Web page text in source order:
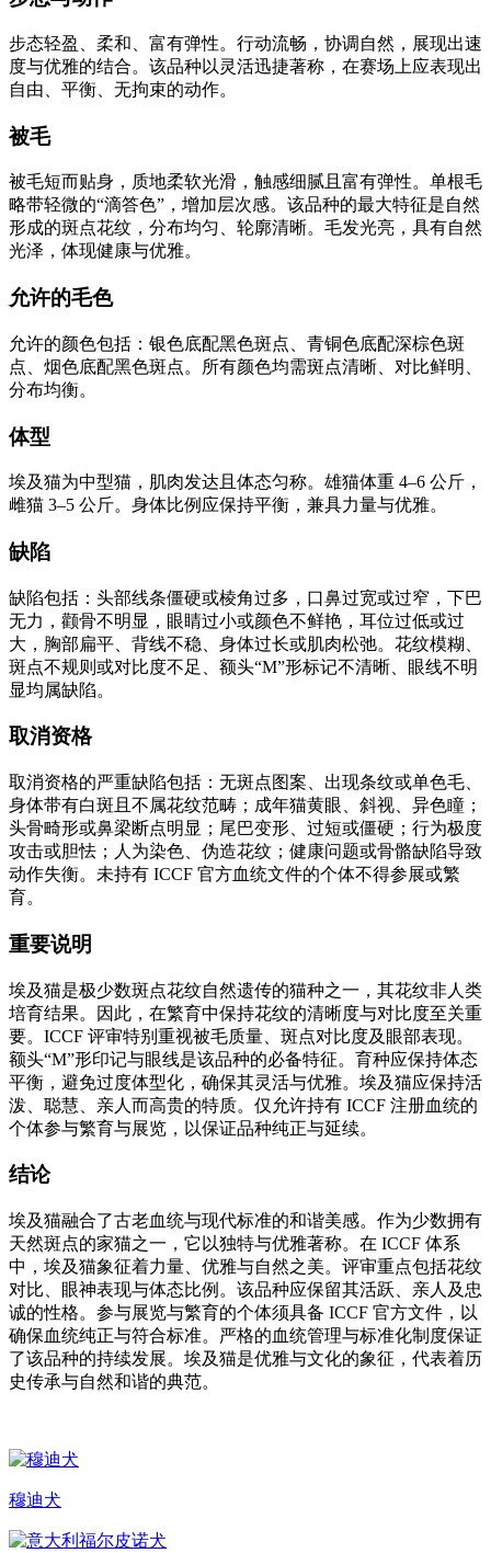
步态轻盈、柔和、富有弹性。行动流畅，协调自然，展现出速
度与优雅的结合。该品种以灵活迅捷著称，在赛场上应表现出
自由、平衡、无拘束的动作。
被毛
被毛短而贴身，质地柔软光滑，触感细腻且富有弹性。单根毛
略带轻微的“滴答色”，增加层次感。该品种的最大特征是自然
形成的斑点花纹，分布均匀、轮廓清晰。毛发光亮，具有自然
光泽，体现健康与优雅。
允许的毛色
允许的颜色包括：银色底配黑色斑点、青铜色底配深棕色斑
点、烟色底配黑色斑点。所有颜色均需斑点清晰、对比鲜明、
分布均衡。
体型
埃及猫为中型猫，肌肉发达且体态匀称。雄猫体重 4–6 公斤，
雌猫 3–5 公斤。身体比例应保持平衡，兼具力量与优雅。
缺陷
缺陷包括：头部线条僵硬或棱角过多，口鼻过宽或过窄，下巴
无力，颧骨不明显，眼睛过小或颜色不鲜艳，耳位过低或过
大，胸部扁平、背线不稳、身体过长或肌肉松弛。花纹模糊、
斑点不规则或对比度不足、额头“M”形标记不清晰、眼线不明
显均属缺陷。
取消资格
取消资格的严重缺陷包括：无斑点图案、出现条纹或单色毛、
身体带有白斑且不属花纹范畴；成年猫黄眼、斜视、异色瞳；
头骨畸形或鼻梁断点明显；尾巴变形、过短或僵硬；行为极度
攻击或胆怯；人为染色、伪造花纹；健康问题或骨骼缺陷导致
动作失衡。未持有 ICCF 官方血统文件的个体不得参展或繁
育。
重要说明
埃及猫是极少数斑点花纹自然遗传的猫种之一，其花纹非人类
培育结果。因此，在繁育中保持花纹的清晰度与对比度至关重
要。ICCF 评审特别重视被毛质量、斑点对比度及眼部表现。
额头“M”形印记与眼线是该品种的必备特征。育种应保持体态
平衡，避免过度体型化，确保其灵活与优雅。埃及猫应保持活
泼、聪慧、亲人而高贵的特质。仅允许持有 ICCF 注册血统的
个体参与繁育与展览，以保证品种纯正与延续。
结论
埃及猫融合了古老血统与现代标准的和谐美感。作为少数拥有
天然斑点的家猫之一，它以独特与优雅著称。在 ICCF 体系
中，埃及猫象征着力量、优雅与自然之美。评审重点包括花纹
对比、眼神表现与体态比例。该品种应保留其活跃、亲人及忠
诚的性格。参与展览与繁育的个体须具备 ICCF 官方文件，以
确保血统纯正与符合标准。严格的血统管理与标准化制度保证
了该品种的持续发展。埃及猫是优雅与文化的象征，代表着历
史传承与自然和谐的典范。
穆迪犬